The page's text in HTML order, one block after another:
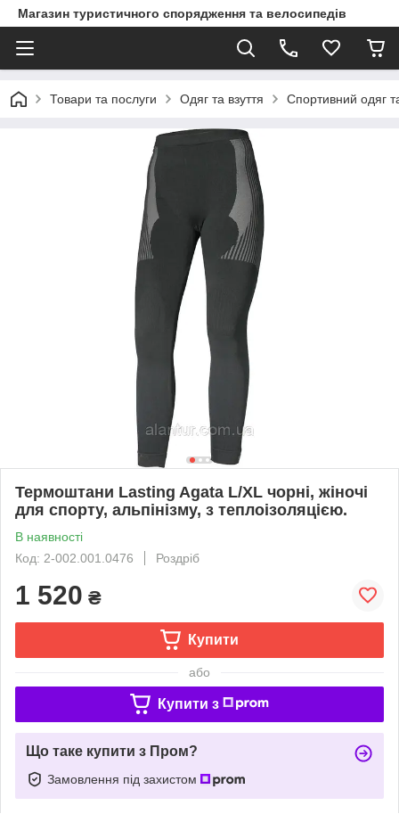
Магазин туристичного спорядження та велосипедів
Товари та послуги Одяг та взуття Спортивний одяг
Термоштани Lasting Agata L/XL чорні, жіночі
для спорту, альпінізму, з теплоізоляцією.
В наявності
Код: 2-002.001.0476
Роздріб
1 520 ₴
Купити
або
Купити з
Що таке купити з Пром?
Замовлення під захистом